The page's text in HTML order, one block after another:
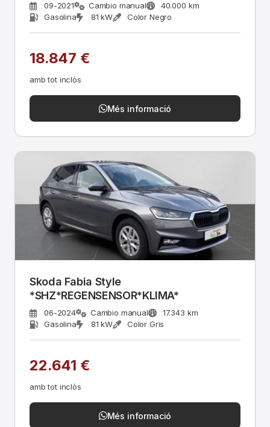
09-2021 Cambio manual
40.000 km
Gasolina
81 kW Color Negro
18.847 €
amb tot inclòs
Més informació
Skoda Fabia Style
*SHZ*REGENSENSOR*KLIMA*
06-2024 Cambio manual
17.343 km
Gasolina
81 kW Color Gris
22.641 €
amb tot inclòs
Més informació